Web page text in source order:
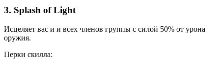
3. Splash of Light
Исцеляет вас и и всех членов группы с силой 50% от урона
оружия.
Перки скилла: